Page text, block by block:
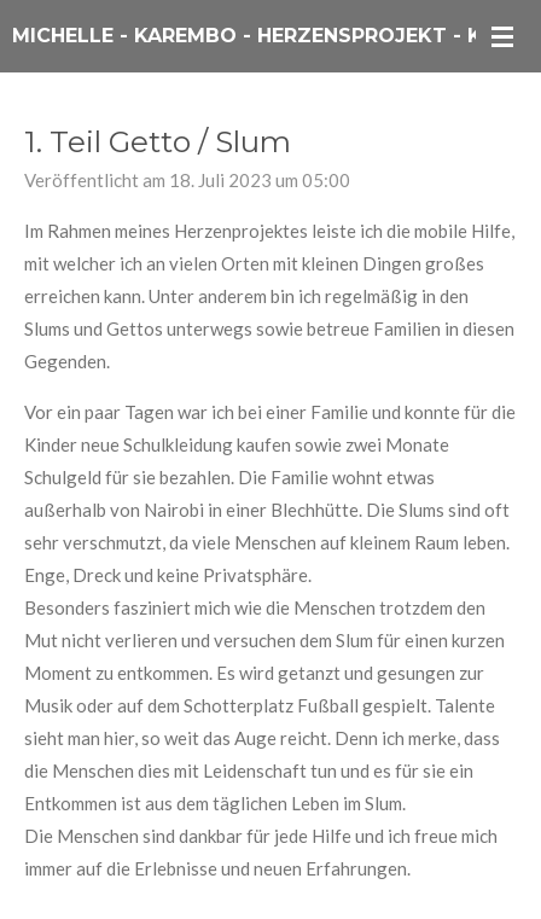
Zum
MICHELLE - KAREMBO - HERZENSPROJEKT - KENIA
1. Teil Getto / Slum
Veröffentlicht am 18. Juli 2023 um 05:00
Im Rahmen meines Herzenprojektes leiste ich die mobile Hilfe,
mit welcher ich an vielen Orten mit kleinen Dingen großes
erreichen kann. Unter anderem bin ich regelmäßig in den
Slums und Gettos unterwegs sowie betreue Familien in diesen
Gegenden.
Vor ein paar Tagen war ich bei einer Familie und konnte für die
Kinder neue Schulkleidung kaufen sowie zwei Monate
Schulgeld für sie bezahlen. Die Familie wohnt etwas
außerhalb von Nairobi in einer Blechhütte. Die Slums sind oft
sehr verschmutzt, da viele Menschen auf kleinem Raum leben.
Enge, Dreck und keine Privatsphäre.
Besonders fasziniert mich wie die Menschen trotzdem den
Mut nicht verlieren und versuchen dem Slum für einen kurzen
Moment zu entkommen. Es wird getanzt und gesungen zur
Musik oder auf dem Schotterplatz Fußball gespielt. Talente
sieht man hier, so weit das Auge reicht. Denn ich merke, dass
die Menschen dies mit Leidenschaft tun und es für sie ein
Entkommen ist aus dem täglichen Leben im Slum.
Die Menschen sind dankbar für jede Hilfe und ich freue mich
immer auf die Erlebnisse und neuen Erfahrungen.